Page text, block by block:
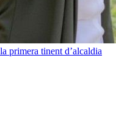
primera tinent d’alcaldia